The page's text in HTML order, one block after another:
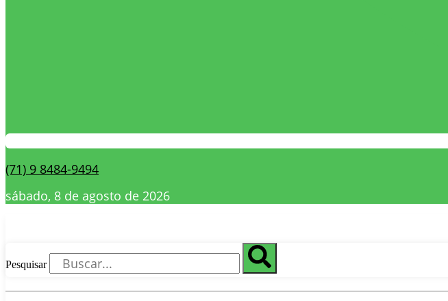
(71) 9 8484-9494
sábado, 8 de agosto de 2026
Pesquisar